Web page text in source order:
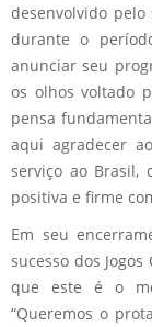
desenvolvido pelo
durante o
anunciar seu
os olhos voltado
pensa
aqui agradecer
serviço ao Brasil,
positiva e firme
Em seu
sucesso dos
que este é o
“Queremos o